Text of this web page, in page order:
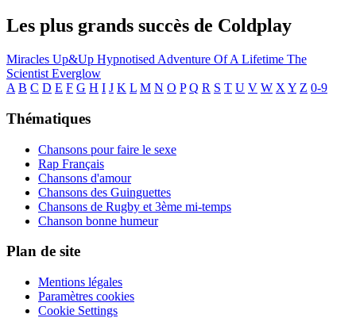
Les plus grands succès de Coldplay
Miracles Up&Up Hypnotised Adventure Of A Lifetime The
Scientist Everglow
A B C D E F G H I J K L M N O P Q R S T U V W X Y Z 0-9
Thématiques
Chansons pour faire le sexe
Rap Français
Chansons d'amour
Chansons des Guinguettes
Chansons de Rugby et 3ème mi-temps
Chanson bonne humeur
Plan de site
Mentions légales
Paramètres cookies
Cookie Settings